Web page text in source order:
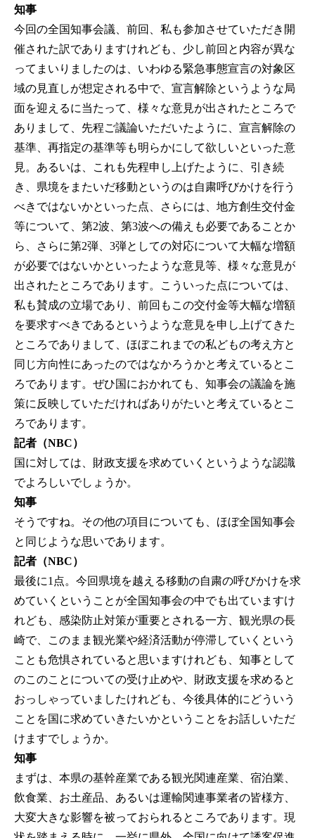
知事
今回の全国知事会議、前回、私も参加させていただき開
催された訳でありますけれども、少し前回と内容が異な
ってまいりましたのは、いわゆる緊急事態宣言の対象区
域の見直しが想定される中で、宣言解除というような局
面を迎えるに当たって、様々な意見が出されたところで
ありまして、先程ご議論いただいたように、宣言解除の
基準、再指定の基準等も明らかにして欲しいといった意
見。あるいは、これも先程申し上げたように、引き続
き、県境をまたいだ移動というのは自粛呼びかけを行う
べきではないかといった点、さらには、地方創生交付金
等について、第2波、第3波への備えも必要であることか
ら、さらに第2弾、3弾としての対応について大幅な増額
が必要ではないかといったような意見等、様々な意見が
出されたところであります。こういった点については、
私も賛成の立場であり、前回もこの交付金等大幅な増額
を要求すべきであるというような意見を申し上げてきた
ところでありまして、ほぼこれまでの私どもの考え方と
同じ方向性にあったのではなかろうかと考えているとこ
ろであります。ぜひ国におかれても、知事会の議論を施
策に反映していただければありがたいと考えているとこ
ろであります。
記者（NBC）
国に対しては、財政支援を求めていくというような認識
でよろしいでしょうか。
知事
そうですね。その他の項目についても、ほぼ全国知事会
と同じような思いであります。
記者（NBC）
最後に1点。今回県境を越える移動の自粛の呼びかけを求
めていくということが全国知事会の中でも出ていますけ
れども、感染防止対策が重要とされる一方、観光県の長
崎で、このまま観光業や経済活動が停滞していくという
ことも危惧されていると思いますけれども、知事として
のこのことについての受け止めや、財政支援を求めると
おっしゃっていましたけれども、今後具体的にどういう
ことを国に求めていきたいかということをお話しいただ
けますでしょうか。
知事
まずは、本県の基幹産業である観光関連産業、宿泊業、
飲食業、お土産品、あるいは運輸関連事業者の皆様方、
大変大きな影響を被っておられるところであります。現